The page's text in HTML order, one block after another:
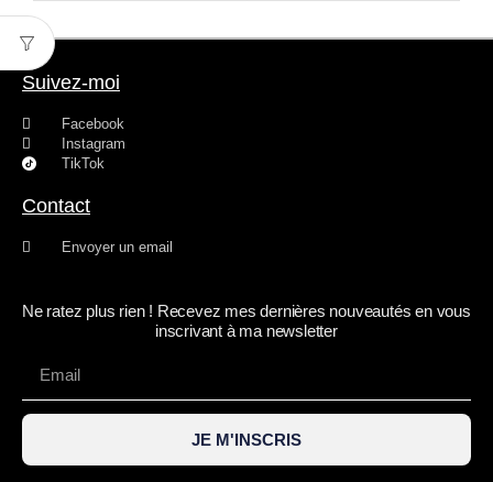
Suivez-moi
Facebook
Instagram
TikTok
Contact
Envoyer un email
Ne ratez plus rien ! Recevez mes dernières nouveautés en vous
inscrivant à ma newsletter
JE M'INSCRIS